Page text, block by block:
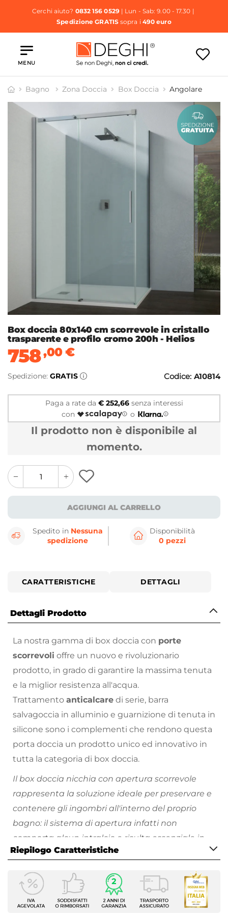
Cerchi aiuto? 0832 156 0529| Lun - Sab: 9.00 - 17.30 |
Spedizione GRATISsopra i 490 euro
MENU
Bagno Zona Doccia Box Doccia Angolare
Box doccia 80x140 cm scorrevole in cristallo
trasparente e profilo cromo 200h - Helios
758,00€
Spedizione: GRATIS Codice: A10814
Paga a rate da € 252,66senza interessi
con
o
Il prodotto non è disponibile al
momento.
quantity
button
quantity
minus
button
AGGIUNGI AL CARRELLO
Spedito in Nessuna
spedizione
Disponibilità
0 pezzi
CARATTERISTICHE DETTAGLI
Dettagli Prodotto
La nostra gamma di box doccia con porte
scorrevoli offre un nuovo e rivoluzionario
prodotto, in grado di garantire la massima tenuta
e la miglior resistenza all'acqua.
Trattamento anticalcare di serie, barra
salvagoccia in alluminio e guarnizione di tenuta in
silicone sono i complementi che rendono questa
porta doccia un prodotto unico ed innovativo in
tutta la categoria di box doccia.
Il box doccia nicchia con apertura scorrevole
rappresenta la soluzione ideale per preservare e
contenere gli ingombri all'interno del proprio
bagno: il sistema di apertura infatti non
comporta alcun intralcio e risulta essenziale in
corrispondenza di sanitari o mobili da bagno,
efficiente.
L'impiego di innovativi processi di lavorazione ha
Riepilogo Caratteristiche
Caratteristiche
Serie
Helios